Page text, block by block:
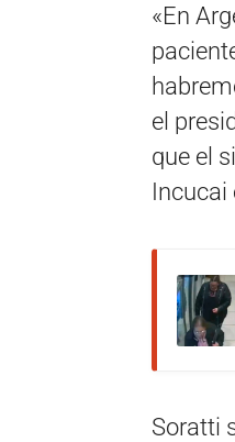
«En
el
que el
Incucai
Soratti